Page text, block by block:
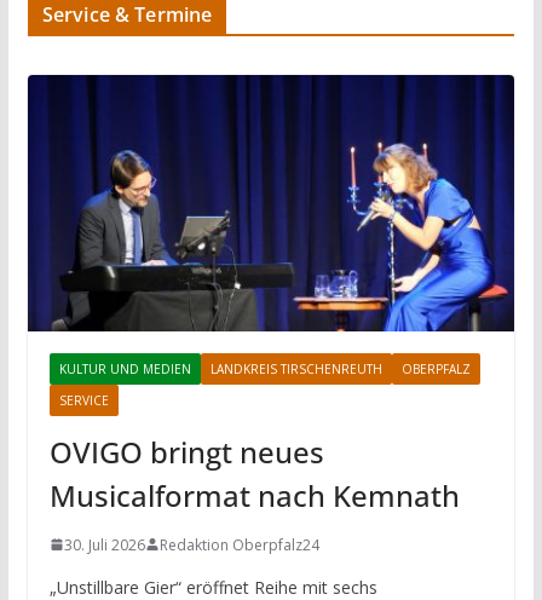
Service & Termine
KULTUR UND MEDIEN LANDKREIS TIRSCHENREUTH
OBERPFALZ
SERVICE
OVIGO bringt neues
Musicalformat nach Kemnath
30. Juli 2026 Redaktion Oberpfalz24
„Unstillbare Gier“ eröffnet Reihe mit sechs